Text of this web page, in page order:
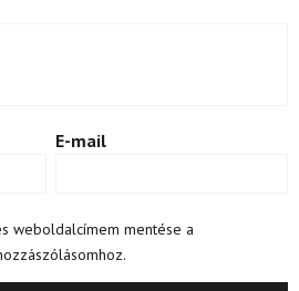
E-mail
weboldalcímem mentése a